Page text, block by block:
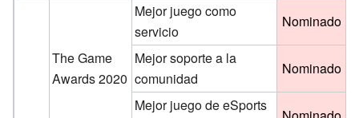
The Game
Awards 2020
Mejor juego como
servicio
Nominado
Mejor soporte a la
comunidad
Nominado
Mejor juego de eSports